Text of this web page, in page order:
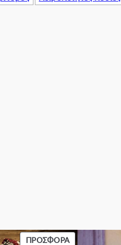
ΠΡΟΣΦΟΡΆΠΡΟΪΌΝ